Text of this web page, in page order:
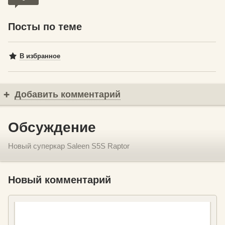
Посты по теме
В избранное
Добавить комментарий
Обсуждение
Новый суперкар Saleen S5S Raptor
Новый комментарий